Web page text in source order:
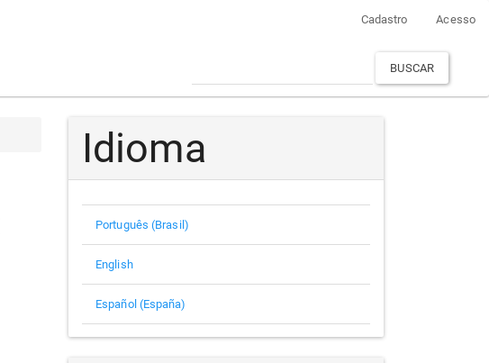
Cadastro Acesso
BUSCAR
Idioma
Português (Brasil)
English
Español (España)